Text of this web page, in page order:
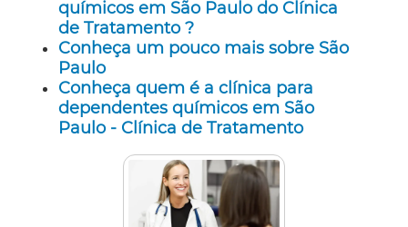
químicos em São Paulo do Clínica
de Tratamento ?
Conheça um pouco mais sobre São
Paulo
Conheça quem é a clínica para
dependentes químicos em São
Paulo - Clínica de Tratamento